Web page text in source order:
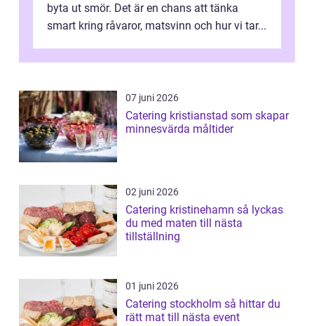
byta ut smör. Det är en chans att tänka
smart kring råvaror, matsvinn och hur vi tar...
07 juni 2026
Catering kristianstad som skapar
minnesvärda måltider
02 juni 2026
Catering kristinehamn så lyckas
du med maten till nästa
tillställning
01 juni 2026
Catering stockholm så hittar du
rätt mat till nästa event